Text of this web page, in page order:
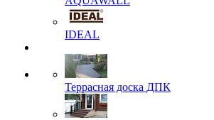
IDEAL
Террасная доска ДПК